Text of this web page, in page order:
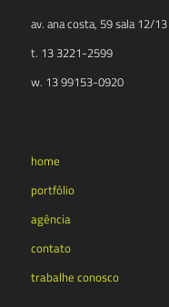
av. ana costa, 59 sala 12/
t. 13 3221-2599
w. 13 99153-0920
home
portfólio
agência
contato
trabalhe conosco